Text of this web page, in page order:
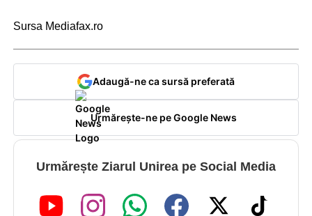
Sursa Mediafax.ro
Adaugă-ne ca sursă preferată
Urmărește-ne pe Google News
Urmărește Ziarul Unirea pe Social Media